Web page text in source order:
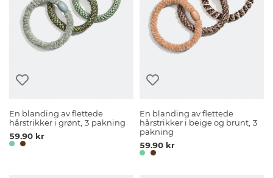
En blanding av flettede
hårstrikker i grønt, 3 pakning
59.90 kr
En blanding av flettede
hårstrikker i beige og brunt, 3
pakning
59.90 kr